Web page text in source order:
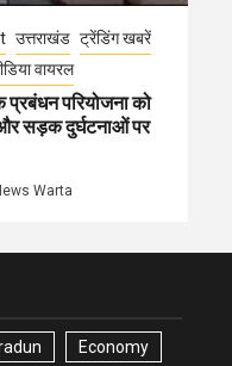
उत्तराखंड ट्रेंडिंग खबरें
वायरल
प्रबंधन परियोजना को
सड़क दुर्घटनाओं पर
Warta
Economy